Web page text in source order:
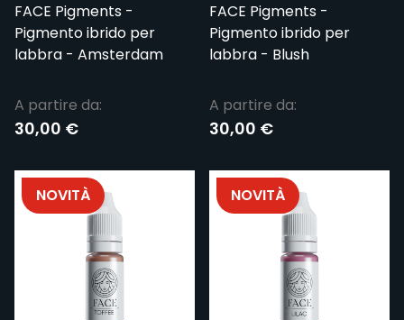
FACE Pigments -
Pigmento ibrido per
labbra - Amsterdam
A partire da:
30,00 €
FACE Pigments -
Pigmento ibrido per
labbra - Blush
A partire da:
30,00 €
NOVITÀ NOVITÀ